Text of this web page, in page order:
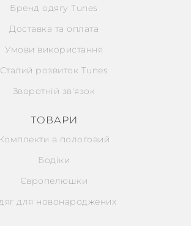
Бренд одягу Tunes
Доставка та оплата
Умови використання
Сталий розвиток Tunes
Зворотній зв'язок
ТОВАРИ
Комплекти в пологовий
Бодіки
Європелюшки
для новонароджених